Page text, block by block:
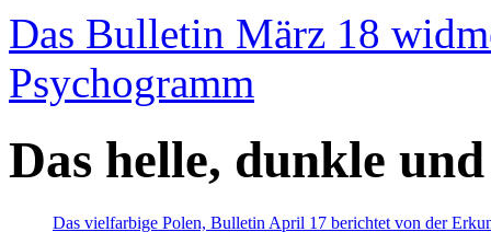
Das Bulletin März 18
Psychogramm
Das helle, dunkle
Das vielfarbige Polen, Bulletin April 17 berichtet von der